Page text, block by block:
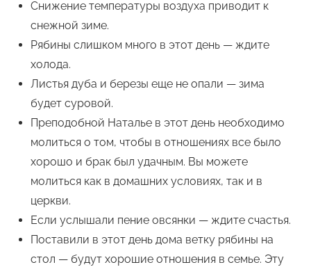
Снижение температуры воздуха приводит к
снежной зиме.
Рябины слишком много в этот день — ждите
холода.
Листья дуба и березы еще не опали — зима
будет суровой.
Преподобной Наталье в этот день необходимо
молиться о том, чтобы в отношениях все было
хорошо и брак был удачным. Вы можете
молиться как в домашних условиях, так и в
церкви.
Если услышали пение овсянки — ждите счастья.
Поставили в этот день дома ветку рябины на
стол — будут хорошие отношения в семье. Эту